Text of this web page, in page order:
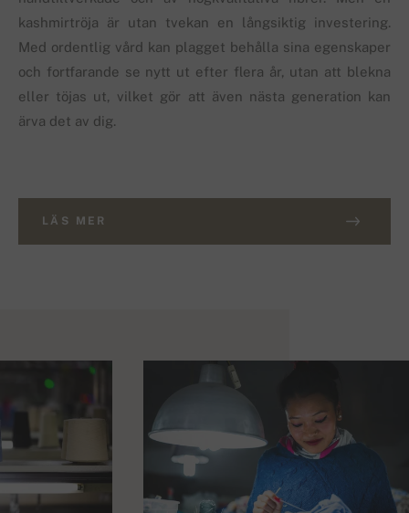
kashmirtröja är utan tvekan en långsiktig investering.
Med ordentlig vård kan plagget behålla sina egenskaper
och fortfarande se nytt ut efter flera år, utan att blekna
eller töjas ut, vilket gör att även nästa generation kan
ärva det av dig.
LÄS MER